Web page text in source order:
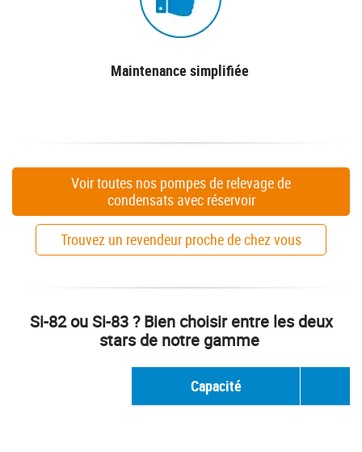
Maintenance simplifiée
Voir toutes nos pompes de relevage de
condensats avec réservoir
Trouvez un revendeur proche de chez vous
Si-82 ou Si-83 ? Bien choisir entre les deux
stars de notre gamme
Capacité